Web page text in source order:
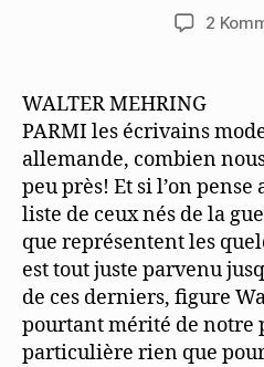
2
WALTER MEHRING
PARMI les écrivains
allemande, combien
peu près! Et si l’on
liste de ceux nés de la
que représentent les
est tout juste parvenu
de ces derniers, figure
pourtant mérité de notre
particulière rien que